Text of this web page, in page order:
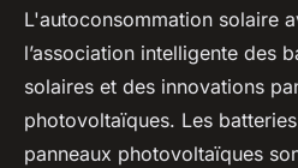
L'autoconsommation solaire
l’association intelligente des
solaires et des innovations
photovoltaïques. Les
panneaux photovoltaïques